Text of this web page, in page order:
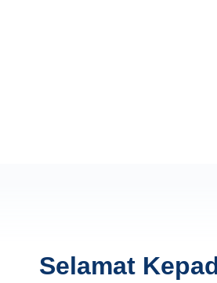
Selamat